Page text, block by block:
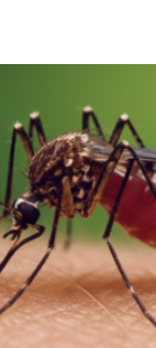
zu den
Hunderten von
Vorfahren sticht
der Natur
aus Zellfäden
Gestalt. Was